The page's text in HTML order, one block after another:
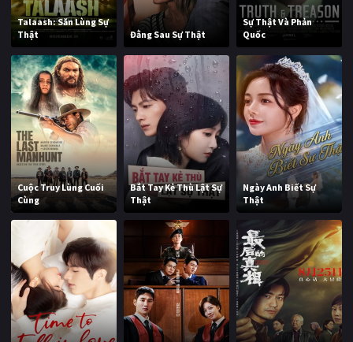
Talaash: Săn Lùng Sự
Thật
Đằng Sau Sự Thật
Sự Thật Và Phản
Quốc
Cuộc Truy Lùng Cuối
Cùng
Bắt Tay Kẻ Thù Lật Sự
Thật
Ngày Anh Biết Sự
Thật